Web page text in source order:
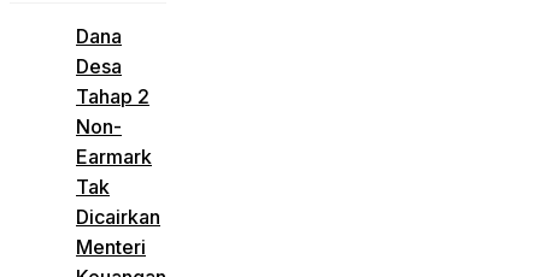
Dana
Desa
Tahap 2
Non-
Earmark
Tak
Dicairkan
Menteri